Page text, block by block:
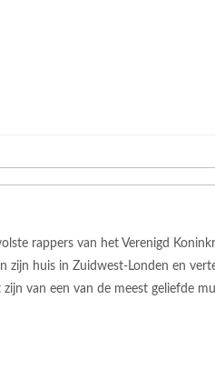
rappers van het Verenigd
zijn huis in Zuidwest-Londen en
van een van de meest geliefde